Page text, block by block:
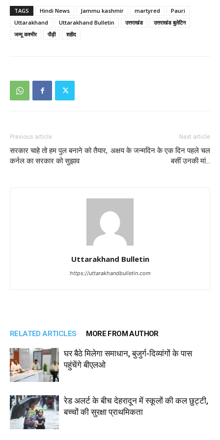
TAGS Hindi News Jammu kashmir martyred
Pauri
Uttarakhand
Uttarakhand Bulletin उत्तराखंड
उत्तराखंड बुलेटिन
जम्मू कश्मीर
पौड़ी शहीद
Previous article
सरकार चाहे तो हम पुल बनाने को तैयार,
कर्नल का सरकार को सुझाव
Next article
अक्षय के जन्मदिन के एक दिन पहले चल
बसीं उनकी मां…
Uttarakhand Bulletin
https://uttarakhandbulletin.com
RELATED ARTICLES MORE FROM AUTHOR
घर बैठे मिलेगा समाधान, बुजुर्ग-दिव्यांगों के पास
पहुंचेंगे बीएलओ
रेड अलर्ट के बीच देहरादून में स्कूलों की कल छुट्टी,
बच्चों की सुरक्षा प्राथमिकता